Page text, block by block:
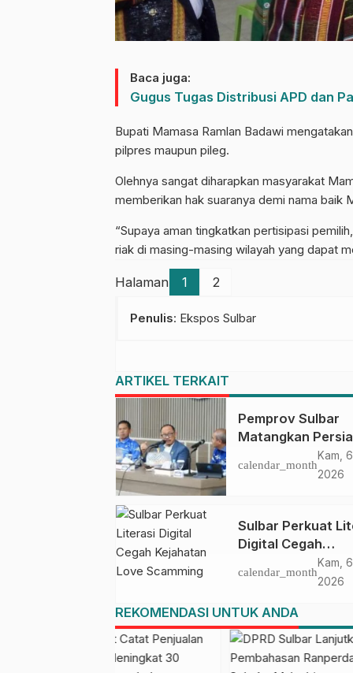
Baca juga:
Gugus Tugas Distribusi APD dan
Bupati Mamasa Ramlan Badawi
pilpres maupun pileg.
Olehnya sangat diharapkan masyarakat
memberikan hak suaranya demi nama baik
“Supaya aman tingkatkan pertisipasi
riak di masing-masing wilayah yang dapat
Halaman 1 2
Penulis: Ekspos Sulbar
ARTIKEL TERKAIT
Pemprov Sulbar
Matangkan
HUT Ke-81 RI,
Upacara di
calendar_month
Kam,
2026
Sulbar Perkuat
Digital Cegah
Kejahatan Love
Scamming
calendar_month
Kam,
2026
REKOMENDASI UNTUK ANDA